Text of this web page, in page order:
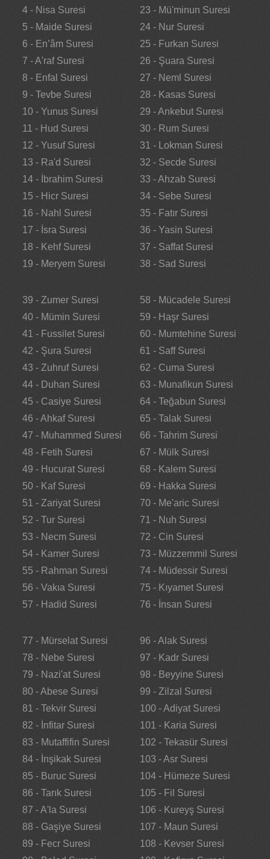
4 - Nisa Suresi
5 - Maide Suresi
6 - En’âm Suresi
7 - A'raf Suresi
8 - Enfal Suresi
9 - Tevbe Suresi
10 - Yunus Suresi
11 - Hud Suresi
12 - Yusuf Suresi
13 - Ra'd Suresi
14 - İbrahim Suresi
15 - Hicr Suresi
16 - Nahl Suresi
17 - İsra Suresi
18 - Kehf Suresi
19 - Meryem Suresi
23 - Mü'minun Suresi
24 - Nur Suresi
25 - Furkan Suresi
26 - Şuara Suresi
27 - Neml Suresi
28 - Kasas Suresi
29 - Ankebut Suresi
30 - Rum Suresi
31 - Lokman Suresi
32 - Secde Suresi
33 - Ahzab Suresi
34 - Sebe Suresi
35 - Fatır Suresi
36 - Yasin Suresi
37 - Saffat Suresi
38 - Sad Suresi
39 - Zumer Suresi
40 - Mümin Suresi
41 - Fussilet Suresi
42 - Şura Suresi
43 - Zuhruf Suresi
44 - Duhan Suresi
45 - Casiye Suresi
46 - Ahkaf Suresi
47 - Muhammed Suresi
48 - Fetih Suresi
49 - Hucurat Suresi
50 - Kaf Suresi
51 - Zariyat Suresi
52 - Tur Suresi
53 - Necm Suresi
54 - Kamer Suresi
55 - Rahman Suresi
56 - Vakıa Suresi
57 - Hadid Suresi
58 - Mücadele Suresi
59 - Haşr Suresi
60 - Mumtehine Suresi
61 - Saff Suresi
62 - Cuma Suresi
63 - Munafikun Suresi
64 - Teğabun Suresi
65 - Talak Suresi
66 - Tahrim Suresi
67 - Mülk Suresi
68 - Kalem Suresi
69 - Hakka Suresi
70 - Me'aric Suresi
71 - Nuh Suresi
72 - Cin Suresi
73 - Müzzemmil Suresi
74 - Müdessir Suresi
75 - Kıyamet Suresi
76 - İnsan Suresi
77 - Mürselat Suresi
78 - Nebe Suresi
79 - Nazi'at Suresi
80 - Abese Suresi
81 - Tekvir Suresi
82 - İnfitar Suresi
83 - Mutaffifin Suresi
84 - İnşikak Suresi
85 - Buruc Suresi
86 - Tarık Suresi
87 - A'la Suresi
88 - Gaşiye Suresi
89 - Fecr Suresi
96 - Alak Suresi
97 - Kadr Suresi
98 - Beyyine Suresi
99 - Zilzal Suresi
100 - Adiyat Suresi
101 - Karia Suresi
102 - Tekasür Suresi
103 - Asr Suresi
104 - Hümeze Suresi
105 - Fil Suresi
106 - Kureyş Suresi
107 - Maun Suresi
108 - Kevser Suresi